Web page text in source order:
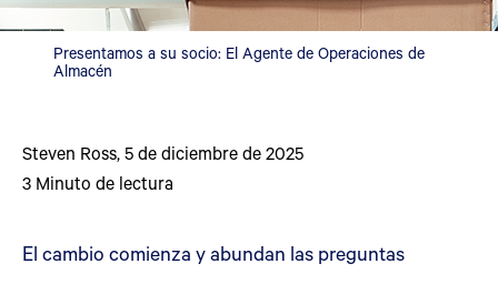
Presentamos a su socio: El Agente de Operaciones de
Almacén
Steven Ross,5 de diciembre de 2025
3 Minuto de lectura
El cambio comienza y abundan las preguntas